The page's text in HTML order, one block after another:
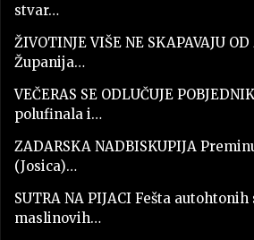
stvar…
ŽIVOTINJE VIŠE NE SKAPAVAJU
Županija…
VEČERAS SE ODLUČUJE
polufinala i…
ZADARSKA NADBISKUPIJA
(Josica)…
SUTRA NA PIJACI Fešta
maslinovih…